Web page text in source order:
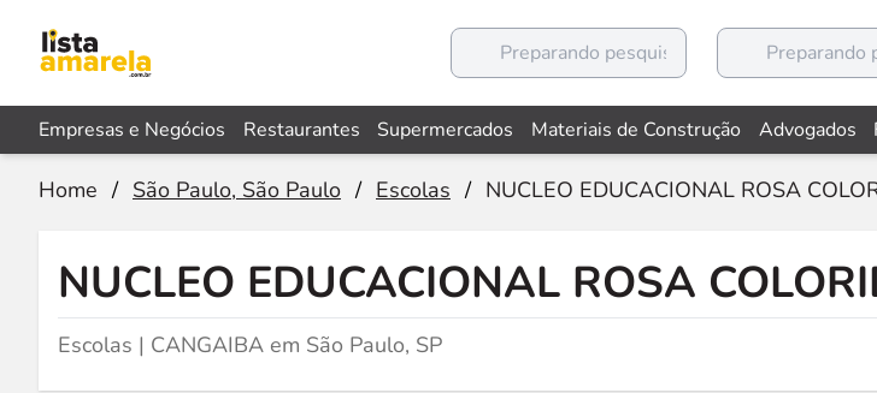
Empresas e Negócios Restaurantes Supermercados Materiais de Construção Advogados
Home / São Paulo, São Paulo / Escolas / NUCLEO EDUCACIONAL ROSA
NUCLEO EDUCACIONAL ROSA
Escolas | CANGAIBA em São Paulo, SP